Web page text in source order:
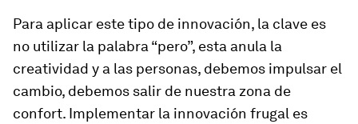
Para aplicar este tipo de innovación, la clave es
no utilizar la palabra “pero”, esta anula la
creatividad y a las personas, debemos impulsar el
cambio, debemos salir de nuestra zona de
confort. Implementar la innovación frugal es